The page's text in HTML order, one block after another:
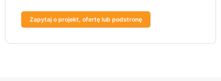
Zapytaj o projekt, ofertę lub podstronę